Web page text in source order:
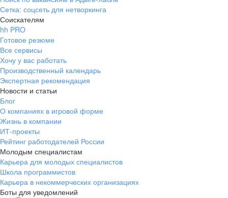
Сетка: соцсеть для нетворкинга
Соискателям
hh PRO
Готовое резюме
Все сервисы
Хочу у вас работать
Производственный календарь
Экспертная рекомендация
Новости и статьи
Блог
О компаниях в игровой форме
Жизнь в компании
ИТ-проекты
Рейтинг работодателей России
Молодым специалистам
Карьера для молодых специалистов
Школа программистов
Карьера в некоммерческих организациях
Боты для уведомлений